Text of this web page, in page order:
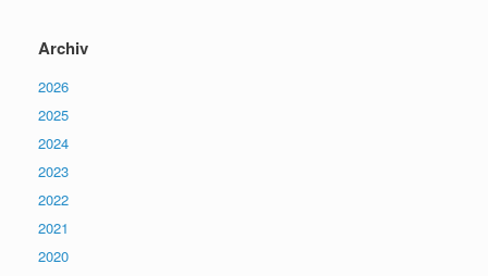
Archiv
2026
2025
2024
2023
2022
2021
2020